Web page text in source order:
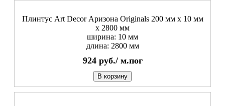
Плинтус Art Decor Аризона Originals 200 мм х 10 мм
х 2800 мм
ширина: 10 мм
длина: 2800 мм
924 руб./ м.пог
В корзину